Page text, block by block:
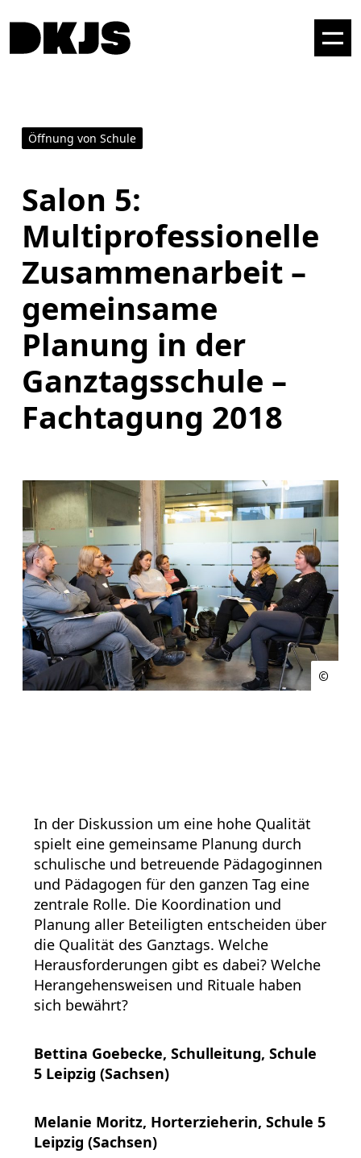
Öffnung von Schule
Salon 5:
Multiprofessionelle
Zusammenarbeit –
gemeinsame
Planung in der
Ganztagsschule –
Fachtagung 2018
In der Diskussion um eine hohe Qualität
spielt eine gemeinsame Planung durch
schulische und betreuende Pädagoginnen
und Pädagogen für den ganzen Tag eine
zentrale Rolle. Die Koordination und
Planung aller Beteiligten entscheiden über
die Qualität des Ganztags. Welche
Herausforderungen gibt es dabei? Welche
Herangehensweisen und Rituale haben
sich bewährt?
Bettina Goebecke, Schulleitung, Schule
5 Leipzig (Sachsen)
Melanie Moritz, Horterzieherin, Schule 5
Leipzig (Sachsen)